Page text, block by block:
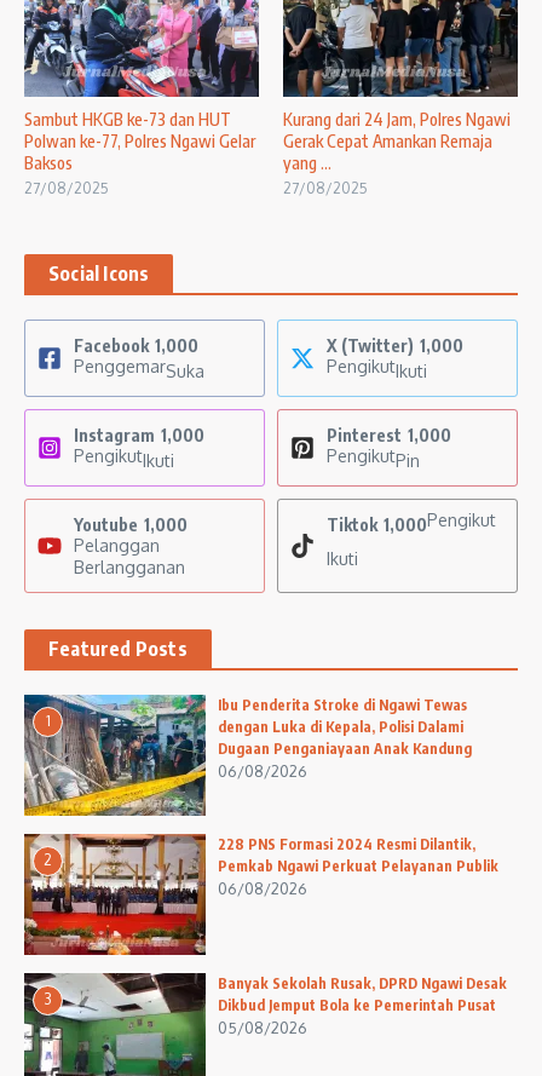
Sambut HKGB ke-73 dan HUT
Polwan ke-77, Polres Ngawi Gelar
Baksos
27/08/2025
Kurang dari 24 Jam, Polres Ngawi
Gerak Cepat Amankan Remaja
yang ...
27/08/2025
Social Icons
Facebook 1,000
PenggemarSuka
X (Twitter) 1,000
PengikutIkuti
Instagram 1,000
PengikutIkuti
Pinterest 1,000
PengikutPin
Youtube 1,000
Pelanggan
Berlangganan
Tiktok 1,000Pengikut
Ikuti
Featured Posts
1
Ibu Penderita Stroke di Ngawi Tewas
dengan Luka di Kepala, Polisi Dalami
Dugaan Penganiayaan Anak Kandung
06/08/2026
2
228 PNS Formasi 2024 Resmi Dilantik,
Pemkab Ngawi Perkuat Pelayanan Publik
06/08/2026
3
Banyak Sekolah Rusak, DPRD Ngawi Desak
Dikbud Jemput Bola ke Pemerintah Pusat
05/08/2026